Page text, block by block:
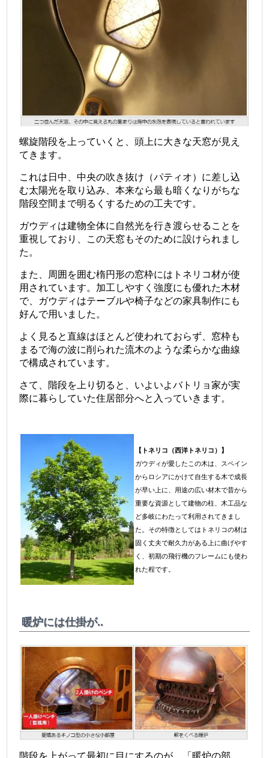
螺旋階段を上っていくと、頭上に大きな天窓が見え
てきます。
これは日中、中央の吹き抜け（パティオ）に差し込
む太陽光を取り込み、本来なら最も暗くなりがちな
階段空間まで明るくするための工夫です。
ガウディは建物全体に自然光を行き渡らせることを
重視しており、この天窓もそのために設けられまし
た。
また、周囲を囲む楕円形の窓枠にはトネリコ材が使
用されています。加工しやすく強度にも優れた木材
で、ガウディはテーブルや椅子などの家具制作にも
好んで用いました。
よく見ると直線はほとんど使われておらず、窓枠も
まるで海の波に削られた流木のような柔らかな曲線
で構成されています。
さて、階段を上り切ると、いよいよバトリョ家が実
際に暮らしていた住居部分へと入っていきます。
【トネリコ（西洋トネリコ）】
ガウディが愛したこの木は、スペイン
からロシアにかけて自生する木で成長
が早い上に、用途の広い材木で昔から
重要な資源として建物の柱、木工品な
ど多岐にわたって利用されてきまし
た。その特徴としてはトネリコの材は
固く丈夫で耐久力がある上に曲げやす
く、初期の飛行機のフレームにも使わ
れた程です。
暖炉には仕掛が..